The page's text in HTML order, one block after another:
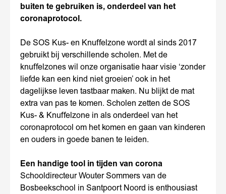
buiten te gebruiken is, onderdeel van het
coronaprotocol.
De SOS Kus- en Knuffelzone wordt al sinds 2017
gebruikt bij verschillende scholen. Met de
knuffelzones wil onze organisatie haar visie ‘zonder
liefde kan een kind niet groeien’ ook in het
dagelijkse leven tastbaar maken. Nu blijkt de mat
extra van pas te komen. Scholen zetten de SOS
Kus- & Knuffelzone in als onderdeel van het
coronaprotocol om het komen en gaan van kinderen
en ouders in goede banen te leiden.
Een handige tool in tijden van corona
Schooldirecteur Wouter Sommers van de
Bosbeekschool in Santpoort Noord is enthousiast